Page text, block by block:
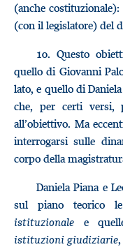
(anche
(con il legislatore) del
10. Questo
quello di Giovanni
lato, e quello di
che, per certi versi,
all’obiettivo. Ma
interrogarsi sulle
corpo della
Daniela Piana e
sul piano teorico
istituzionale e
istituzioni giudiziarie